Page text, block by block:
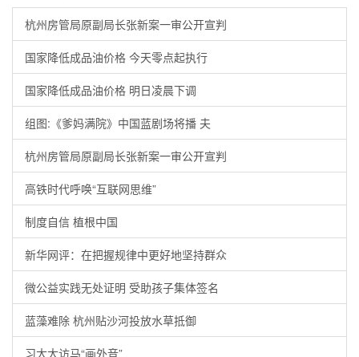
杭州房管局原副局长张新案一审公开宣判
国家降低成品油价格 今天零点起执行
国家降低成品油价格 明日凌晨下调
组图:《爹妈满院》中国蓝剧场将播 夫
杭州房管局原副局长张新案一审公开宣判
高铁时代呼唤“互联网思维”
制度自信 植根中国
新华网评：在把握规律中更好地坚持群众
微公益实践无处证明 受助孩子集体签名
蓝藻难除 杭州贴沙河投放水草抵御
习大大访马“画外音”